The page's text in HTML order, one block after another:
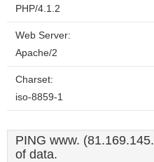
PHP/4.1.2
Web Server:
Apache/2
Charset:
iso-8859-1
PING www.
of data.